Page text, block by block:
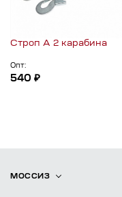
Строп А 2 карабина
Опт:
540 ₽
МОССИЗ